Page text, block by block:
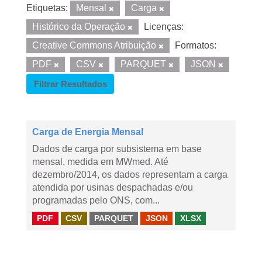
Etiquetas: Mensal
Carga
Histórico da Operação
Licenças:
Creative Commons Atribuição
Formatos:
PDF
CSV PARQUET
JSON
Filtrar Resultados
Carga de Energia Mensal
Dados de carga por subsistema em base
mensal, medida em MWmed. Até
dezembro/2014, os dados representam a carga
atendida por usinas despachadas e/ou
programadas pelo ONS, com...
PDF CSV PARQUET JSON XLSX